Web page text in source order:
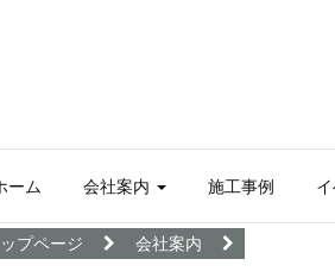
ーム 会社案内 施工事例
ップページ 会社案内